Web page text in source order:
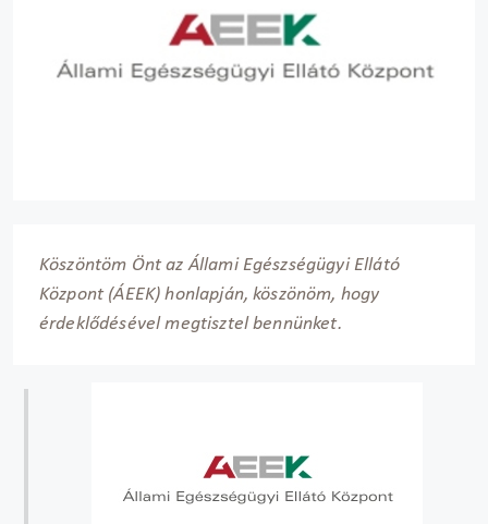
Köszöntöm Önt az Állami Egészségügyi Ellátó
Központ (ÁEEK) honlapján, köszönöm, hogy
érdeklődésével megtisztel bennünket.